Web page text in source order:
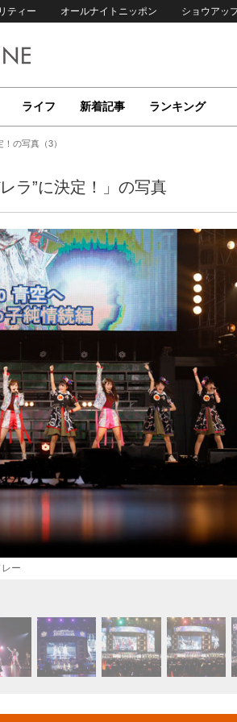
ティー オールナイトニッポン ショウアッ
ライフ 新着記事 ランキング
の写真（3）
ラ”に決定！」の写真
ー